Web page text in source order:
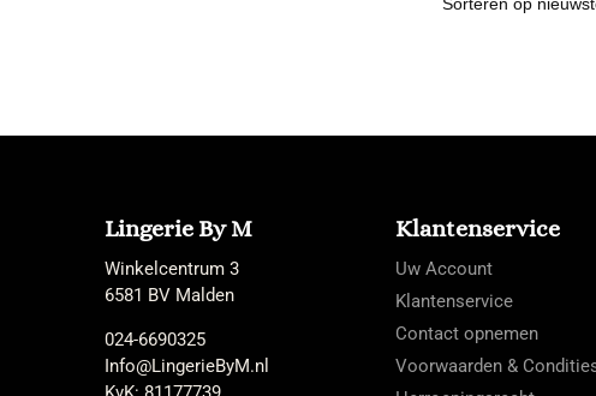
Lingerie By M
Winkelcentrum 3
6581 BV Malden
024-6690325
Info@LingerieByM.nl
Klantenservice
Uw Account
Klantenservice
Contact opnemen
Voorwaarden &